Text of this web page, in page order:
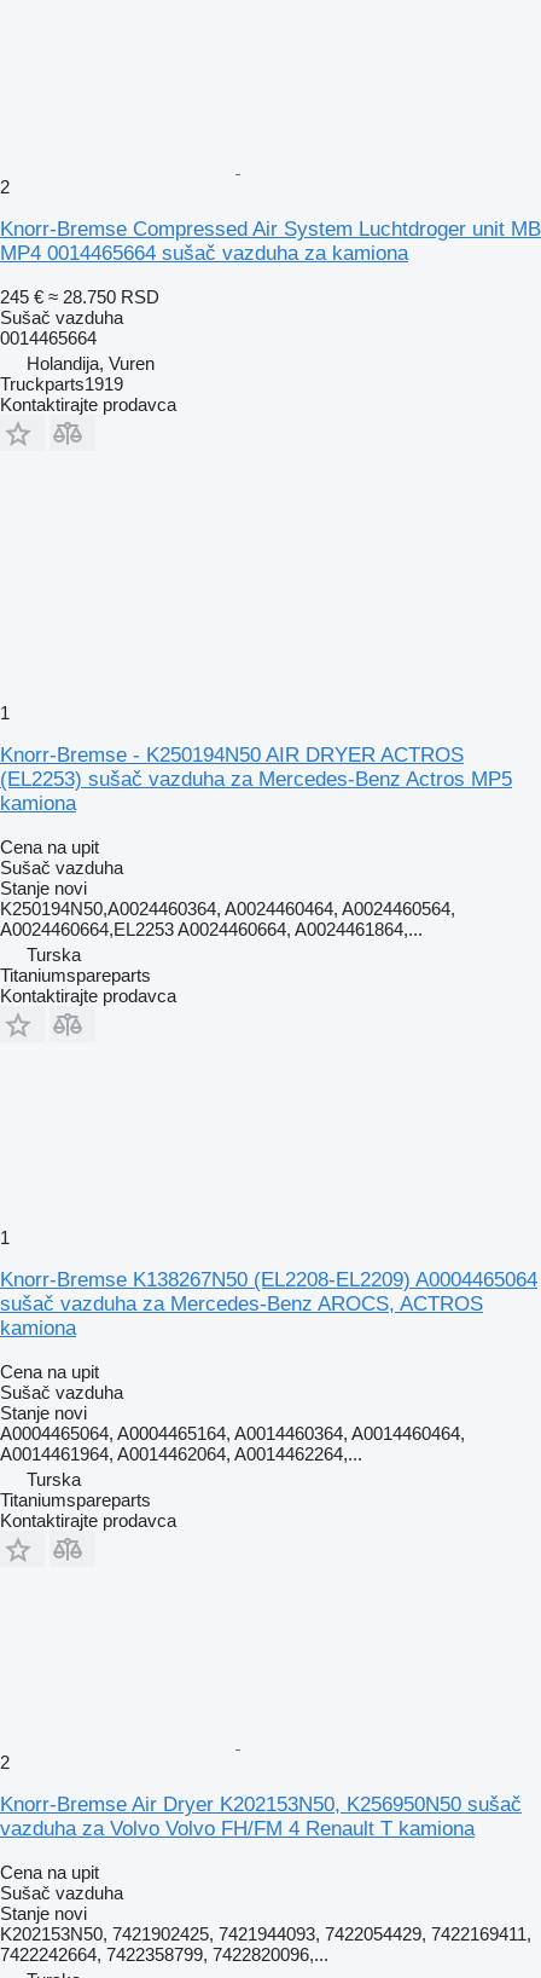
2
Knorr-Bremse Compressed Air System Luchtdroger unit MB
MP4 0014465664 sušač vazduha za kamiona
245 € ≈ 28.750 RSD
Sušač vazduha
0014465664
Holandija, Vuren
Truckparts1919
Kontaktirajte prodavca
1
Knorr-Bremse - K250194N50 AIR DRYER ACTROS
(EL2253) sušač vazduha za Mercedes-Benz Actros MP5
kamiona
Cena na upit
Sušač vazduha
Stanje novi
K250194N50,A0024460364, A0024460464, A0024460564,
A0024460664,EL2253 A0024460664, A0024461864,...
Turska
Titaniumspareparts
Kontaktirajte prodavca
1
Knorr-Bremse K138267N50 (EL2208-EL2209) A0004465064
sušač vazduha za Mercedes-Benz AROCS, ACTROS
kamiona
Cena na upit
Sušač vazduha
Stanje novi
A0004465064, A0004465164, A0014460364, A0014460464,
A0014461964, A0014462064, A0014462264,...
Turska
Titaniumspareparts
Kontaktirajte prodavca
2
Knorr-Bremse Air Dryer K202153N50, K256950N50 sušač
vazduha za Volvo Volvo FH/FM 4 Renault T kamiona
Cena na upit
Sušač vazduha
Stanje novi
K202153N50, 7421902425, 7421944093, 7422054429, 7422169411,
7422242664, 7422358799, 7422820096,...